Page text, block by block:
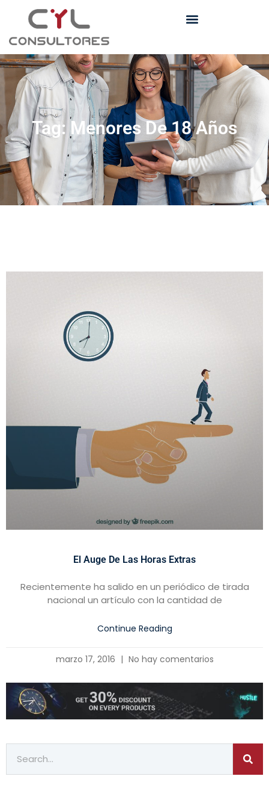
Tag: Menores De 18 Años
El Auge De Las Horas Extras
Recientemente ha salido en un periódico de tirada
nacional un artículo con la cantidad de
Continue Reading
marzo 17, 2016 No hay comentarios